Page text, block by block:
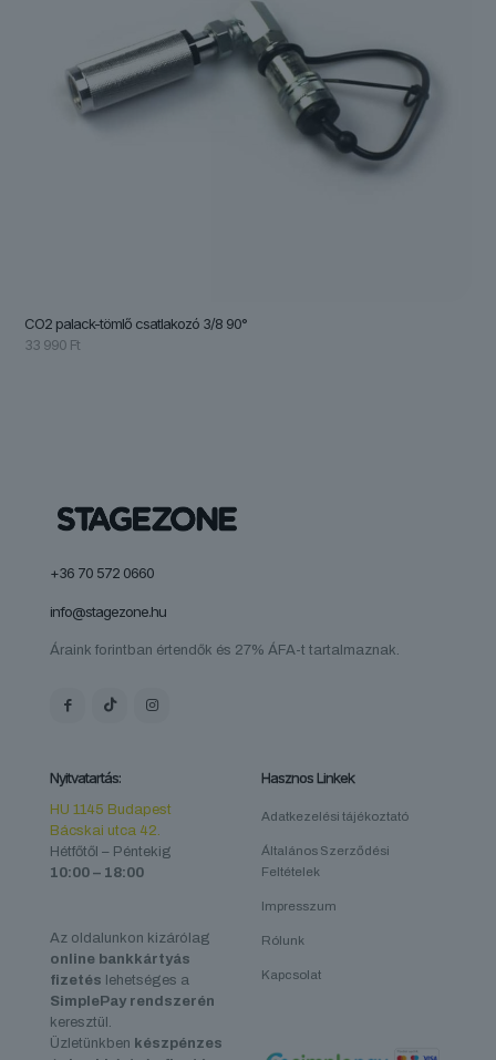
CO2 palack-tömlő csatlakozó 3/8 90°
33 990 Ft
+36 70 572 0660
info@stagezone.hu
Áraink forintban értendők és 27% ÁFA-t tartalmaznak.
Nyitvatartás:
HU 1145 Budapest
Bácskai utca 42.
Hétfőtől – Péntekig
10:00 – 18:00
Az oldalunkon kizárólag
online bankkártyás
fizetés lehetséges a
SimplePay rendszerén
keresztül.
Üzletünkben készpénzes
Hasznos Linkek
Adatkezelési tájékoztató
Általános Szerződési
Feltételek
Impresszum
Rólunk
Kapcsolat